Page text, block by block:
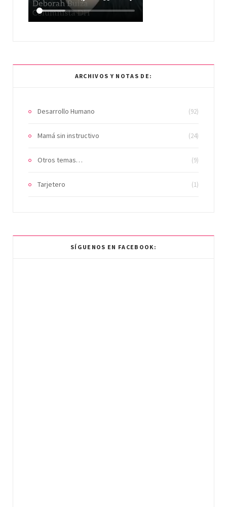
ARCHIVOS Y NOTAS DE:
Desarrollo Humano (92)
Mamá sin instructivo (24)
Otros temas… (9)
Tarjetero (1)
SÍGUENOS EN FACEBOOK: